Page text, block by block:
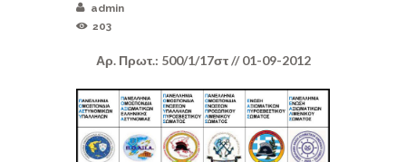
admin
203
Αρ. Πρωτ.: 500/1/17στ // 01-09-2012